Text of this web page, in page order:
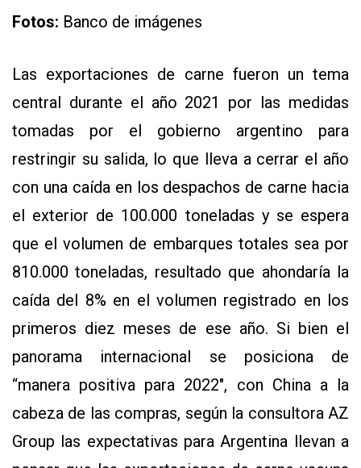
Y
CONDICIONES
POLÍTICAS
PRIVACIDAD
MAPA
DEL
SITIO
SOMOS
Fotos: Banco de imágenes
Las exportaciones de carne fueron un tema
central durante el año 2021 por las medidas
tomadas por el gobierno argentino para
restringir su salida, lo que lleva a cerrar el año
con una caída en los despachos de carne hacia
el exterior de 100.000 toneladas y se espera
que el volumen de embarques totales sea por
810.000 toneladas, resultado que ahondaría la
caída del 8% en el volumen registrado en los
primeros diez meses de ese año. Si bien el
panorama internacional se posiciona de
“manera positiva para 2022″, con China a la
cabeza de las compras, según la consultora AZ
Group las expectativas para Argentina llevan a